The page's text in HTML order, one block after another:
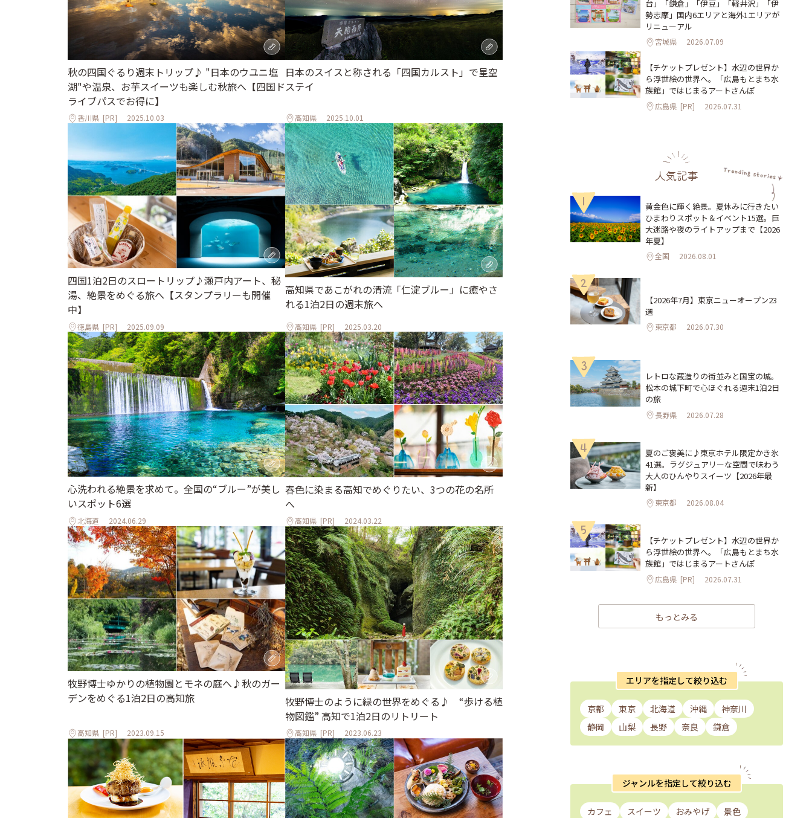
秋の四国ぐるり週末トリップ♪ "日本のウユニ塩
湖"や温泉、お芋スイーツも楽しむ秋旅へ【四国ド
ライブパスでお得に】
香川県 [PR] 2025.10.03
日本のスイスと称される「四国カルスト」で星空
ステイ
高知県 2025.10.01
四国1泊2日のスロートリップ♪瀬戸内アート、秘
湯、絶景をめぐる旅へ【スタンプラリーも開催
中】
徳島県 [PR] 2025.09.09
高知県であこがれの清流「仁淀ブルー」に癒やさ
れる1泊2日の週末旅へ
高知県 [PR] 2025.03.20
心洗われる絶景を求めて。全国の“ブルー”が美し
いスポット6選
北海道 2024.06.29
春色に染まる高知でめぐりたい、3つの花の名所
へ
高知県 [PR] 2024.03.22
牧野博士ゆかりの植物園とモネの庭へ♪秋のガー
デンをめぐる1泊2日の高知旅
高知県 [PR] 2023.09.15
牧野博士のように緑の世界をめぐる♪ “歩ける植
物図鑑” 高知で1泊2日のリトリート
高知県 [PR] 2023.06.23
台」「鎌倉」「伊豆」「軽井沢」「伊
勢志摩」国内6エリアと海外1エリアが
リニューアル
宮城県 2026.07.09
【チケットプレゼント】水辺の世界か
ら浮世絵の世界へ。「広島もとまち水
族館」ではじまるアートさんぽ
広島県 [PR] 2026.07.31
人気記事
1
黄金色に輝く絶景。夏休みに行きたい
ひまわりスポット＆イベント15選。巨
大迷路や夜のライトアップまで【2026
年夏】
全国 2026.08.01
2
【2026年7月】東京ニューオープン23
選
東京都 2026.07.30
3
レトロな蔵造りの街並みと国宝の城。
松本の城下町で心ほぐれる週末1泊2日
の旅
長野県 2026.07.28
4
夏のご褒美に♪東京ホテル限定かき氷
41選。ラグジュアリーな空間で味わう
大人のひんやりスイーツ【2026年最
新】
東京都 2026.08.04
5
【チケットプレゼント】水辺の世界か
ら浮世絵の世界へ。「広島もとまち水
族館」ではじまるアートさんぽ
広島県 [PR] 2026.07.31
もっとみる
エリアを指定して絞り込む
京都 東京 北海道 沖縄
神奈川
静岡
山梨 長野 奈良 鎌倉
ジャンルを指定して絞り込む
カフェ スイーツ おみやげ
景色